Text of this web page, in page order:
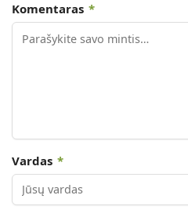
Komentaras *
Vardas *